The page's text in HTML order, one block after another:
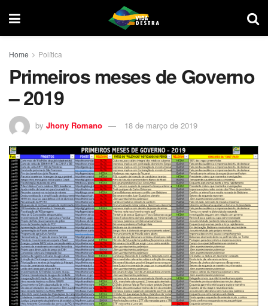
Home Política
Primeiros meses de Governo
– 2019
by Jhony Romano 18 de março de 2019